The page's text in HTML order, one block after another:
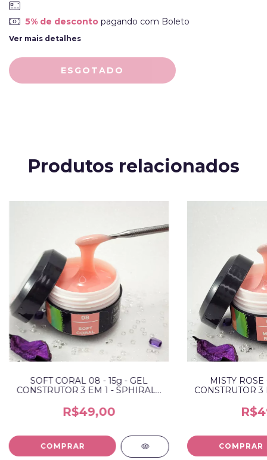
5% de descontopagando com Boleto
Ver mais detalhes
Produtos relacionados
SOFT CORAL 08 - 15g - GEL
CONSTRUTOR 3 EM 1 - SPHIRALE
R$49,00
MISTY
CONSTRUTOR